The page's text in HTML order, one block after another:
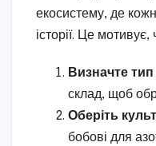
екосистему, де
історії. Це мотивує,
Визначте тип
склад, щоб
Оберіть
бобові для